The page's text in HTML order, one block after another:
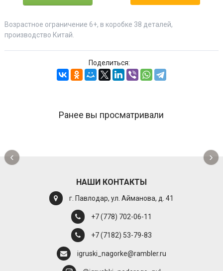
Возрастное ограничение 6+, в коробке 38 деталей,
производство Китай.
Поделиться:
Ранее вы просматривали
‹ ›
НАШИ КОНТАКТЫ
г. Павлодар, ул. Айманова, д. 41
+7 (778) 702-06-11
+7 (7182) 53-79-83
igruski_nagorke@rambler.ru